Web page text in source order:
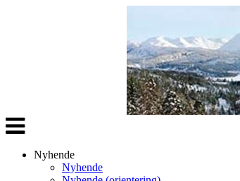
Veksle
navigasjon
Nyhende
Nyhende